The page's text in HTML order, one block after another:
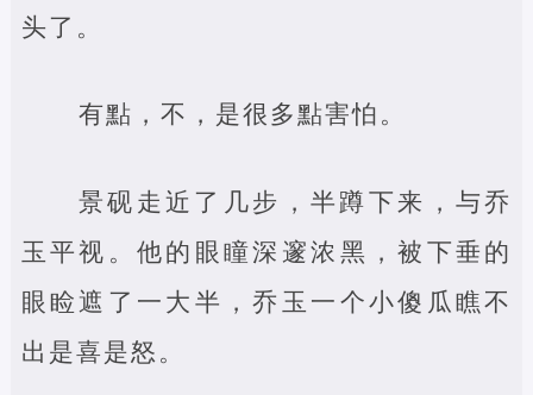
头了。
有點，不，是很多點害怕。
景砚走近了几步，半蹲下来，与乔
玉平视。他的眼瞳深邃浓黑，被下垂的
眼睑遮了一大半，乔玉一个小傻瓜瞧不
出是喜是怒。